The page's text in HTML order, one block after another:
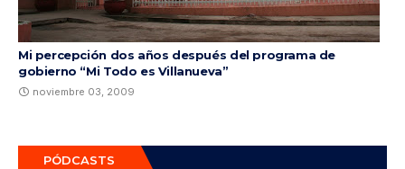
Mi percepción dos años después del programa de
gobierno “Mi Todo es Villanueva”
noviembre 03, 2009
PÓDCASTS